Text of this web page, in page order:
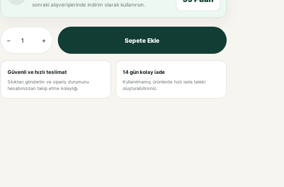
sonraki alışverişlerinde indirim olarak kullanırsın.
+ Sepete Ekle
Güvenli ve hızlı teslimat
Stoktan gönderim ve sipariş durumunu
hesabınızdan takip etme kolaylığı.
14 gün kolay iade
Kullanılmamış ürünlerde hızlı iade talebi
oluşturabilirsiniz.